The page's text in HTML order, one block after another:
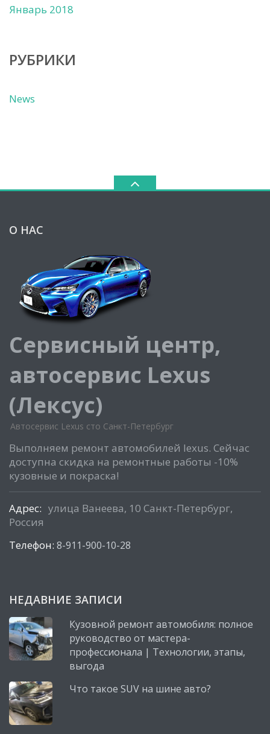
Январь 2018
РУБРИКИ
News
О НАС
Сервисный центр,
автосервис Lexus
(Лексус)
Автосервис Lexus сто Санкт-Петербург
Выполняем ремонт автомобилей lexus. Сейчас
доступна скидка на ремонтные работы -10%
кузовные и покраска!
Адрес: улица Ванеева, 10 Санкт-Петербург,
Россия
Телефон: 8-911-900-10-28
НЕДАВНИЕ ЗАПИСИ
Кузовной ремонт автомобиля: полное
руководство от мастера-
профессионала | Технологии, этапы,
выгода
Что такое SUV на шине авто?